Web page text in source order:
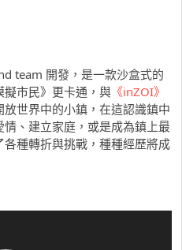
team 開發，是一款沙盒式的
擬市民》更卡通，與 《inZOI》
世界中的小鎮，在這認識鎮中
、建立家庭，或是成為鎮上最
種轉折與挑戰，種種經歷將成